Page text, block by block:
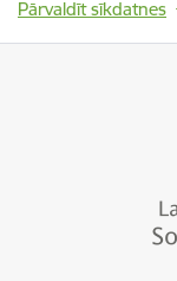
Pārvaldīt sīkdatnes